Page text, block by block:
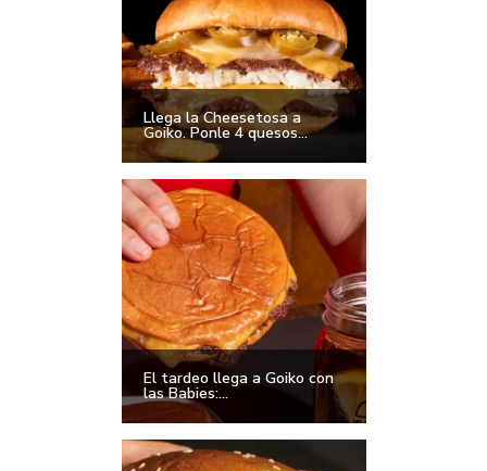
Llega la Cheesetosa a
Goiko. Ponle 4 quesos...
El tardeo llega a Goiko con
las Babies:...